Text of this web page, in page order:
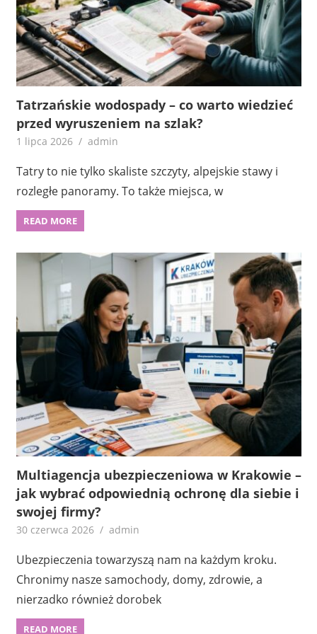
Tatrzańskie wodospady – co warto wiedzieć
przed wyruszeniem na szlak?
1 lipca 2026 admin
Tatry to nie tylko skaliste szczyty, alpejskie stawy i
rozległe panoramy. To także miejsca, w
READ MORE
Multiagencja ubezpieczeniowa w Krakowie –
jak wybrać odpowiednią ochronę dla siebie i
swojej firmy?
30 czerwca 2026 admin
Ubezpieczenia towarzyszą nam na każdym kroku.
Chronimy nasze samochody, domy, zdrowie, a
nierzadko również dorobek
READ MORE